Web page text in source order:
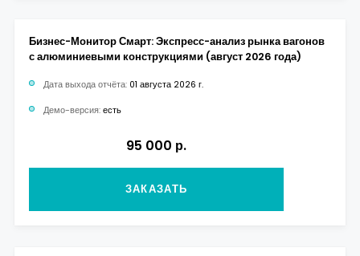
Бизнес-Монитор Смарт: Экспресс-анализ рынка вагонов
с алюминиевыми конструкциями (август 2026 года)
Дата выхода отчёта: 01 августа 2026 г.
Демо-версия: есть
95 000 р.
ЗАКАЗАТЬ